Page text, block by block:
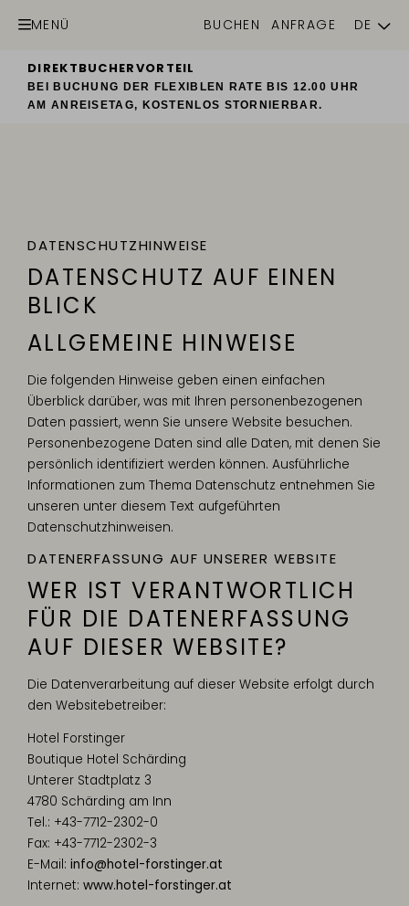
MENÜ BUCHEN ANFRAGE
DE
DIREKTBUCHERVORTEIL
BEI BUCHUNG DER FLEXIBLEN RATE BIS 12.00 UHR
AM ANREISETAG, KOSTENLOS STORNIERBAR.
DATENSCHUTZ­HINWEISE
DATENSCHUTZ AUF EINEN
BLICK
ALLGEMEINE HINWEISE
Die folgenden Hinweise geben einen einfachen
Überblick darüber, was mit Ihren personenbezogenen
Daten passiert, wenn Sie unsere Website besuchen.
Personenbezogene Daten sind alle Daten, mit denen Sie
persönlich identifiziert werden können. Ausführliche
Informationen zum Thema Datenschutz entnehmen Sie
unseren unter diesem Text aufgeführten
Datenschutzhinweisen.
DATENERFASSUNG AUF UNSERER WEBSITE
WER IST VERANTWORTLICH
FÜR DIE DATENERFASSUNG
AUF DIESER WEBSITE?
Die Datenverarbeitung auf dieser Website erfolgt durch
den Websitebetreiber:
Hotel Forstinger
Boutique Hotel Schärding
Unterer Stadtplatz 3
4780 Schärding am Inn
Tel.: +43-7712-2302-0
Fax: +43-7712-2302-3
E-Mail: info@hotel-forstinger.at
Internet: www.hotel-forstinger.at